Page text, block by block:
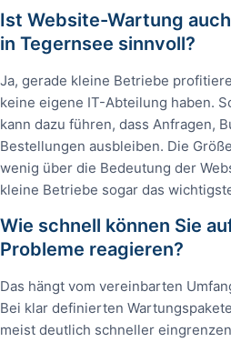
Ist Website-Wartung
in Tegernsee sinnvoll?
Ja, gerade kleine Betriebe
keine eigene IT-Abteilung haben.
kann dazu führen, dass Anfragen,
Bestellungen ausbleiben. Die
wenig über die Bedeutung der
kleine Betriebe sogar das
Wie schnell können Sie
Probleme reagieren?
Das hängt vom vereinbarten
Bei klar definierten
meist deutlich schneller